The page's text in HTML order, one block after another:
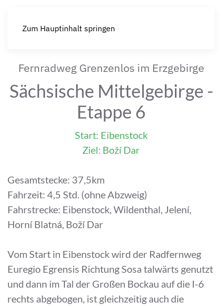
Zum Hauptinhalt springen
Fernradweg Grenzenlos im Erzgebirge
Sächsische Mittelgebirge -
Etappe 6
Start: Eibenstock
Ziel: Boží Dar
Gesamtstecke: 37,5km
Fahrzeit: 4,5 Std. (ohne Abzweig)
Fahrstrecke: Eibenstock, Wildenthal, Jelení,
Horní Blatná, Boží Dar
Vom Start in Eibenstock wird der Radfernweg
Euregio Egrensis Richtung Sosa talwärts genutzt
und dann im Tal der Großen Bockau auf die I-6
rechts abgebogen, ist gleichzeitig auch die